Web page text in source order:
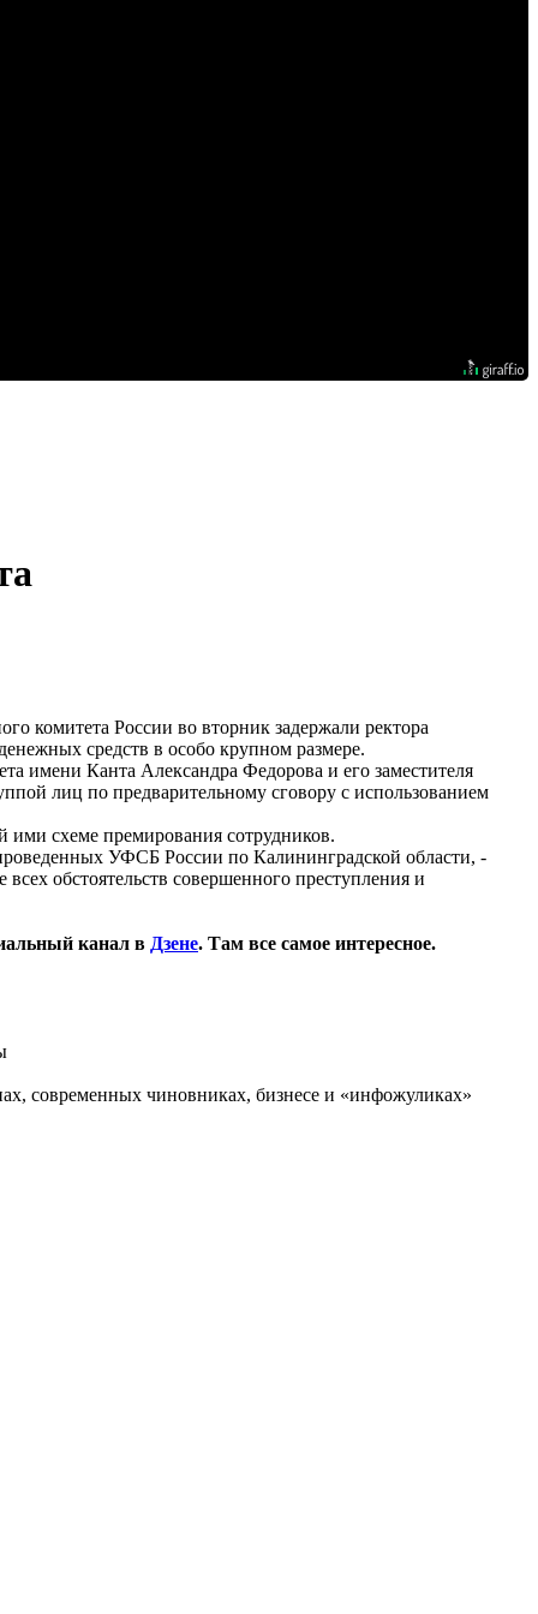
комитета России во вторник задержали ректора
средств в особо крупном размере.
имени Канта Александра Федорова и его заместителя
лиц по предварительному сговору с использованием
ими схеме премирования сотрудников.
УФСБ России по Калининградской области, -
обстоятельств совершенного преступления и
канал в Дзене. Там все самое интересное.
современных чиновниках, бизнесе и «инфожуликах»